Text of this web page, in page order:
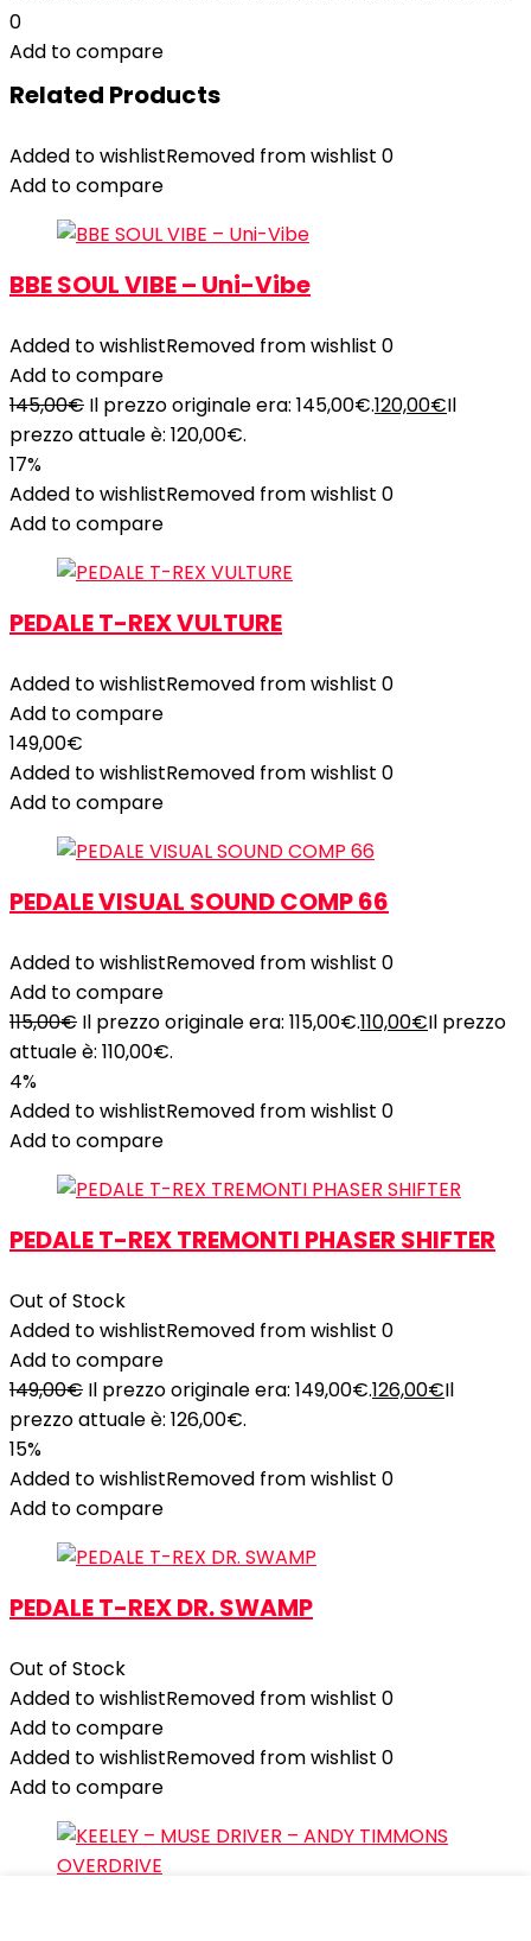
0
Add to compare
Related Products
Added to wishlistRemoved from wishlist 0
Add to compare
BBE SOUL VIBE – Uni-Vibe
Added to wishlistRemoved from wishlist 0
Add to compare
145,00€ Il prezzo originale era: 145,00€.120,00€Il
prezzo attuale è: 120,00€.
17%
Added to wishlistRemoved from wishlist 0
Add to compare
PEDALE T-REX VULTURE
Added to wishlistRemoved from wishlist 0
Add to compare
149,00€
Added to wishlistRemoved from wishlist 0
Add to compare
PEDALE VISUAL SOUND COMP 66
Added to wishlistRemoved from wishlist 0
Add to compare
115,00€ Il prezzo originale era: 115,00€.110,00€Il prezzo
attuale è: 110,00€.
4%
Added to wishlistRemoved from wishlist 0
Add to compare
PEDALE T-REX TREMONTI PHASER SHIFTER
Out of Stock
Added to wishlistRemoved from wishlist 0
Add to compare
149,00€ Il prezzo originale era: 149,00€.126,00€Il
prezzo attuale è: 126,00€.
15%
Added to wishlistRemoved from wishlist 0
Add to compare
PEDALE T-REX DR. SWAMP
Out of Stock
Added to wishlistRemoved from wishlist 0
Add to compare
Added to wishlistRemoved from wishlist 0
Add to compare